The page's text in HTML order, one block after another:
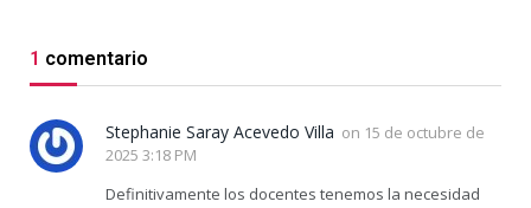
1 comentario
Stephanie Saray Acevedo Villa on 15 de octubre de
2025 3:18 PM
Definitivamente los docentes tenemos la necesidad